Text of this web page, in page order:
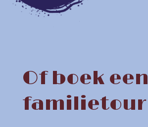
Of boek een
familietour